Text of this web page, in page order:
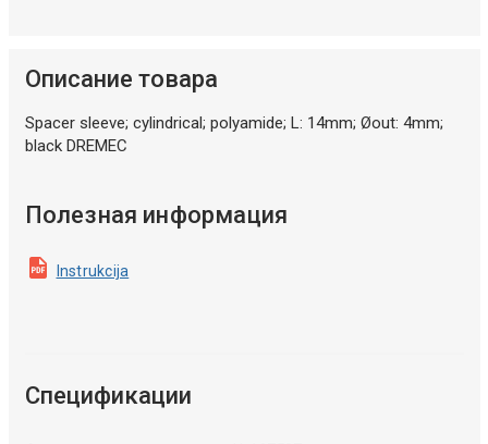
Описание товара
Spacer sleeve; cylindrical; polyamide; L: 14mm; Øout: 4mm;
black DREMEC
Полезная информация
Instrukcija
Спецификации